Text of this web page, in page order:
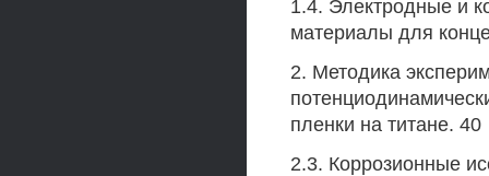
1.4. Электродные и
материалы для
2. Методика
пленки на титане. 40
2.3. Коррозионные